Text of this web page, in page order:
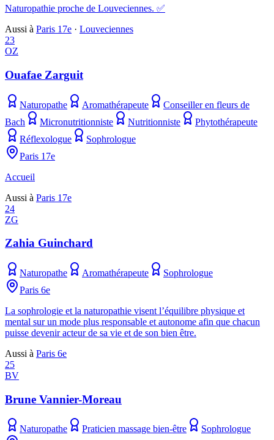
Naturopathie proche de Louveciennes. ✅
Aussi à Paris 17e · Louveciennes
23
OZ
Ouafae Zarguit
Naturopathe Aromathérapeute
Conseiller en fleurs de
Bach
Micronutritionniste Nutritionniste
Phytothérapeute
Réflexologue
Sophrologue
Paris 17e
Accueil
Aussi à Paris 17e
24
ZG
Zahia Guinchard
Naturopathe Aromathérapeute
Sophrologue
Paris 6e
La sophrologie et la naturopathie visent l’équilibre physique et
mental sur un mode plus responsable et autonome afin que chacun
puisse devenir acteur de sa vie et de son bien être.
Aussi à Paris 6e
25
BV
Brune Vannier-Moreau
Naturopathe Praticien massage bien-être
Sophrologue